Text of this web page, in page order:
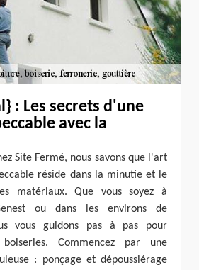
: Les secrets d'une
avec la
Site Fermé, nous savons que l'art
réside dans la minutie et le
matériaux. Que vous soyez à
ou dans les environs de
vous guidons pas à pas pour
Commencez par une
: ponçage et dépoussiérage